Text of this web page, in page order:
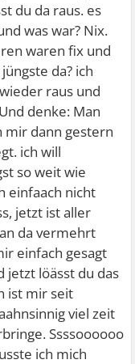
du da raus. es
was war? Nix.
waren fix und
da? ich
raus und
denke: Man
mir dann gestern
ich will
so weit wie
einfaach nicht
jetzt ist aller
da vermehrt
einfach gesagt
jetzt löässt du das
ist mir seit
viel zeit
Ssssoooooo
ich mich